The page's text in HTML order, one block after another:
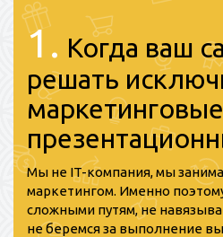
1. Когда ваш
решать
Мы не IT-компания, мы
маркетингом. Именно
сложными путям, не
не беремся за выполнение